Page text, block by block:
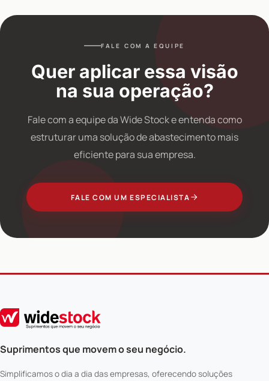
FALE COM A EQUIPE
Quer aplicar essa visão
na sua operação?
Fale com a equipe da Wide Stock e entenda como
estruturar uma solução de abastecimento mais
eficiente para sua empresa.
FALE COM UM ESPECIALISTA
Suprimentos que movem o seu negócio.
Simplificamos o dia a dia das empresas, oferecendo soluções